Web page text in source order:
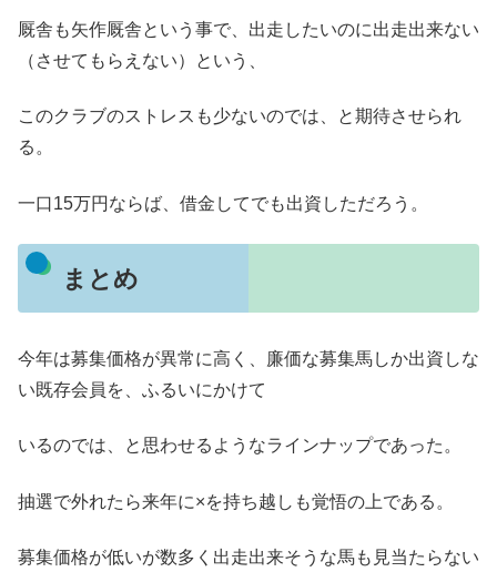
厩舎も矢作厩舎という事で、出走したいのに出走出来ない
（させてもらえない）という、
このクラブのストレスも少ないのでは、と期待させられ
る。
一口15万円ならば、借金してでも出資しただろう。
まとめ
今年は募集価格が異常に高く、廉価な募集馬しか出資しな
い既存会員を、ふるいにかけて
いるのでは、と思わせるようなラインナップであった。
抽選で外れたら来年に×を持ち越しも覚悟の上である。
募集価格が低いが数多く出走出来そうな馬も見当たらない